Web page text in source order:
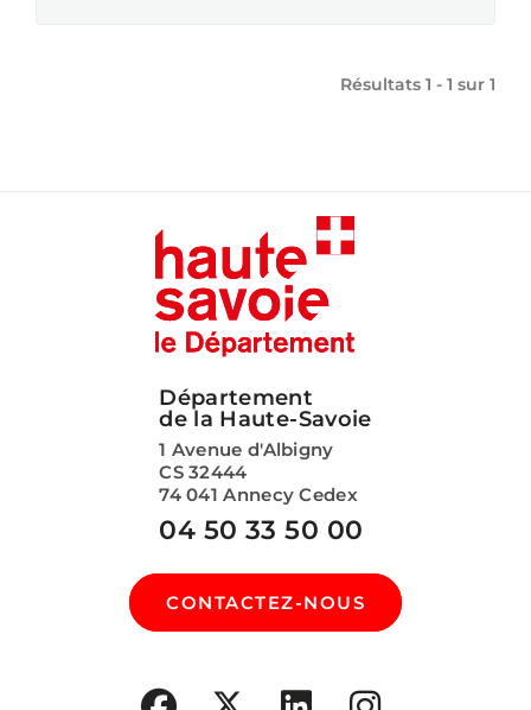
Résultats 1 - 1 sur 1
Département
de la Haute-Savoie
1 Avenue d'Albigny
CS 32444
74 041 Annecy Cedex
04 50 33 50 00
CONTACTEZ-NOUS